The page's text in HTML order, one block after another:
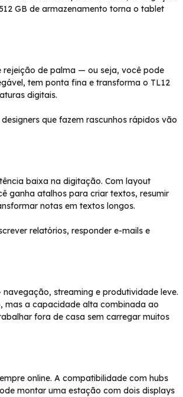
GB de armazenamento torna o tablet
rejeição de palma — ou seja, você pode
tem ponta fina e transforma o TL12
digitais.
que fazem rascunhos rápidos vão
baixa na digitação. Com layout
ganha atalhos para criar textos, resumir
notas em textos longos.
relatórios, responder e-mails e
streaming e produtividade leve.
mas a capacidade alta combinada ao
fora de casa sem carregar muitos
online. A compatibilidade com hubs
montar uma estação com dois displays